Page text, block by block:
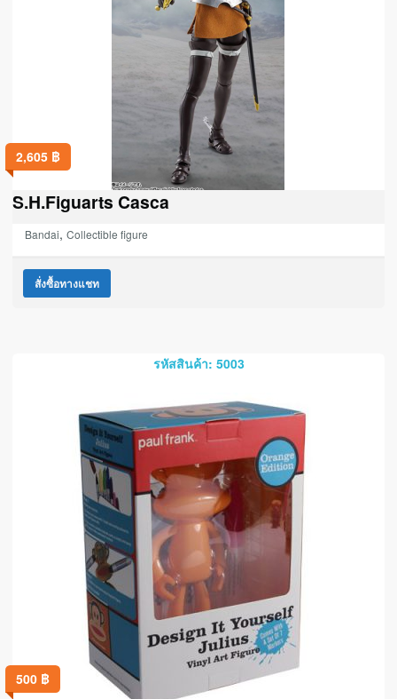
2,605 ฿
S.H.Figuarts Casca
Bandai, Collectible figure
สั่งซื้อทางแชท
รหัสสินค้า: 5003
500 ฿